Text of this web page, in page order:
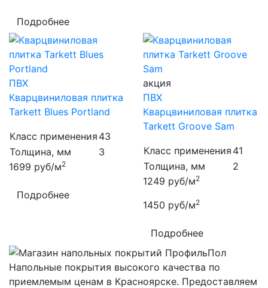
Подробнее
ПВХ
Кварцвиниловая плитка
Tarkett Blues Portland
Класс применения 43
Толщина, мм
3
1699 руб/м2
Подробнее
акция
ПВХ
Кварцвиниловая плитка
Tarkett Groove Sam
Класс применения 41
Толщина, мм
2
1249 руб/м2
1450 руб/м2
Подробнее
Напольные покрытия высокого качества по
приемлемым ценам в Красноярске. Предоставляем